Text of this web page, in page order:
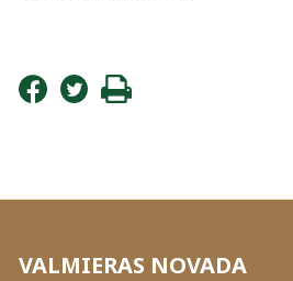
VALMIERAS NOVADA